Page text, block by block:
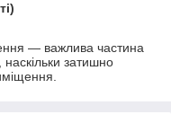
— важлива частина
наскільки затишно